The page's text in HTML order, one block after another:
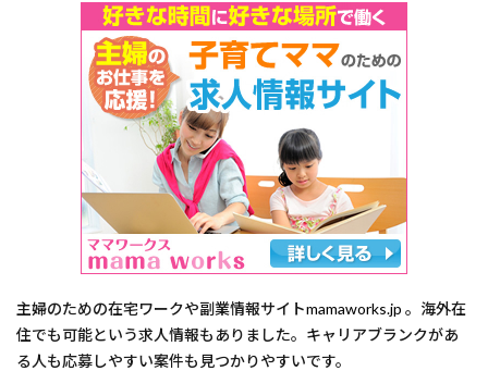
主婦のための在宅ワークや副業情報サイトmamaworks.jp 。海外在
住でも可能という求人情報もありました。キャリアブランクがあ
る人も応募しやすい案件も見つかりやすいです。